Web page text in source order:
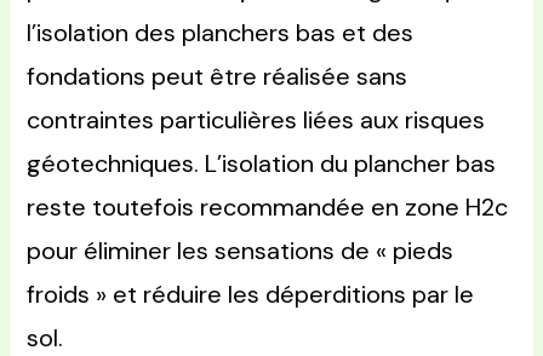
l’isolation des planchers bas et des
fondations peut être réalisée sans
contraintes particulières liées aux risques
géotechniques. L’isolation du plancher bas
reste toutefois recommandée en zone H2c
pour éliminer les sensations de « pieds
froids » et réduire les déperditions par le
sol.